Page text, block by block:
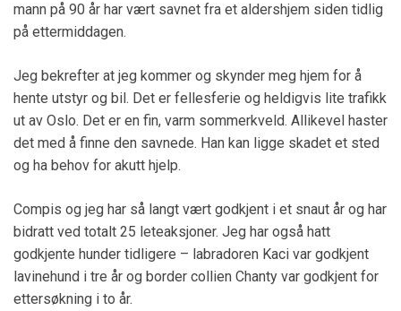
mann på 90 år har vært savnet fra et aldershjem siden tidlig
på ettermiddagen.
Jeg bekrefter at jeg kommer og skynder meg hjem for å
hente utstyr og bil. Det er fellesferie og heldigvis lite trafikk
ut av Oslo. Det er en fin, varm sommerkveld. Allikevel haster
det med å finne den savnede. Han kan ligge skadet et sted
og ha behov for akutt hjelp.
Compis og jeg har så langt vært godkjent i et snaut år og har
bidratt ved totalt 25 leteaksjoner. Jeg har også hatt
godkjente hunder tidligere – labradoren Kaci var godkjent
lavinehund i tre år og border collien Chanty var godkjent for
ettersøkning i to år.